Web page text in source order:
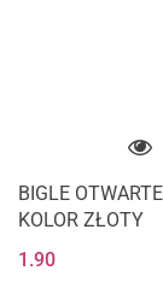
BIGLE
KOLOR ZŁOTY
1.90